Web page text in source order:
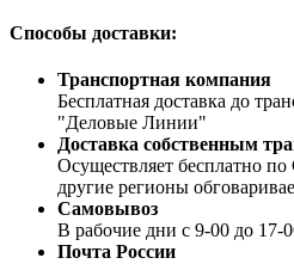
Способы доставки:
Транспортная компания
Бесплатная доставка до
"Деловые Линии"
Доставка собственным
Осуществляет бесплатно
другие регионы
Самовывоз
В рабочие дни с 9-00 до 17-
Почта России